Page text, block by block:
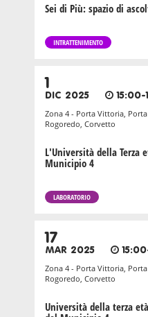
Sei di Più: spazio di
INTRATTENIMENTO
1
DIC 2025 15:00-
Zona 4 - Porta Vittoria,
Rogoredo, Corvetto
L'Università della Terza
Municipio 4
LABORATORIO
17
MAR 2025
Zona 4 - Porta Vittoria,
Rogoredo, Corvetto
Università della terza